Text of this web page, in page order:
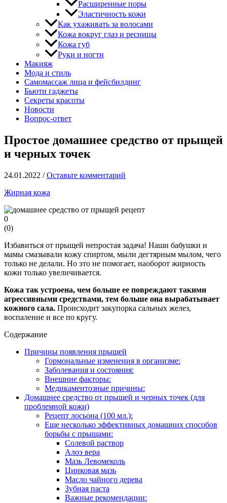
Расширенные поры
Эластичность кожи
Как ухаживать за волосами
Кожа вокруг глаз и ресницы
Кожа губ
Руки и ногти
Макияж
Мода и стиль
Самомассаж лица и фейсбилдинг
Бьюти гаджеты
Секреты красоты
Новости
Вопрос-ответ
Простое домашнее средство от прыщей
и черных точек
24.01.2022 /Оставьте комментарий
Жирная кожа
0
(0)
Избавиться от прыщей непростая задача! Наши бабушки и
мамы смазывали кожу спиртом, мыли дегтярным мылом, чего
только не делали. Но это не помогает, наоборот жирность
кожи только увеличивается.
Кожа так устроена, чем больше ее повреждают такими
агрессивными средствами, тем больше она вырабатывает
кожного сала. Происходит закупорка сальных желез,
воспаление и все по кругу.
Содержание
Причины появления прыщей
Гормональные изменения в организме:
Заболевания и состояния:
Внешние факторы:
Медикаментозные причины:
Домашнее средство от прыщей и черных точек (для
проблемной кожи)
Рецепт лосьона (100 мл.):
Еще несколько эффективных домашних способов
борьбы с прыщами:
Солевой раствор
Алоэ вера
Мазь Левомеколь
Цинковая мазь
Масло чайного дерева
Зубная паста
Важные рекомендации: